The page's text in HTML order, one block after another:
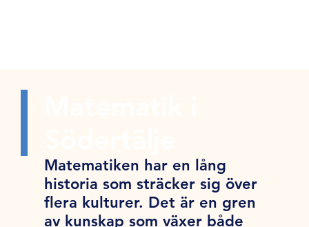
Matematiken har en lång
historia som sträcker sig över
flera kulturer. Det är en gren
av kunskap som växer både